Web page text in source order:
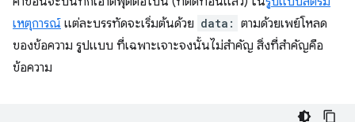
เหตุการณ์ แต่ละบรรทัดจะเริ่มต้นด้วย data: ตามด้วยเพย์โหลด
ของข้อความ รูปแบบ ที่เฉพาะเจาะจงนั้นไม่สำคัญ สิ่งที่สำคัญคือ
ข้อความ